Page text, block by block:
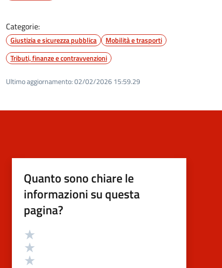
Categorie:
Giustizia e sicurezza pubblica
Mobilità e trasporti
Tributi, finanze e contravvenzioni
Ultimo aggiornamento:02/02/2026 15:59.29
Quanto sono chiare le
informazioni su questa
pagina?
Valutazione